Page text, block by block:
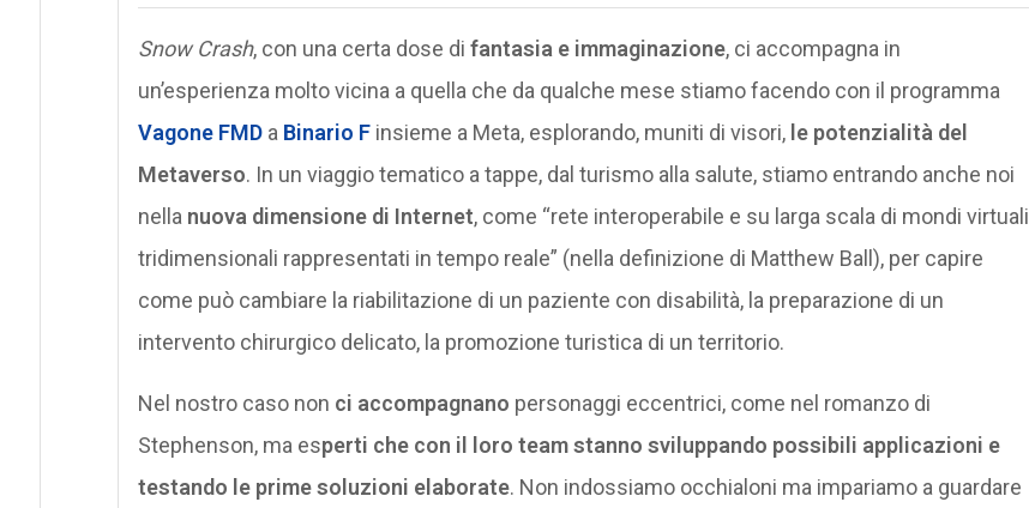
Snow Crash, con una certa dose di fantasia e immaginazione, ci accompagna in
un’esperienza molto vicina a quella che da qualche mese stiamo facendo con il programma
Vagone FMDa Binario Finsieme a Meta, esplorando, muniti di visori, le potenzialità del
Metaverso. In un viaggio tematico a tappe, dal turismo alla salute, stiamo entrando anche noi
nella nuova dimensione di Internet, come “rete interoperabile e su larga scala di mondi virtuali
tridimensionali rappresentati in tempo reale” (nella definizione di Matthew Ball), per capire
come può cambiare la riabilitazione di un paziente con disabilità, la preparazione di un
intervento chirurgico delicato, la promozione turistica di un territorio.
Nel nostro caso non ci accompagnano personaggi eccentrici, come nel romanzo di
Stephenson, ma esperti che con il loro team stanno sviluppando possibili applicazioni e
testando le prime soluzioni elaborate. Non indossiamo occhialoni ma impariamo a guardare